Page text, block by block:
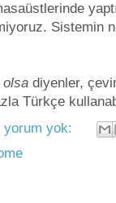
Sistemin
olsa diyenler,
Türkçe
yorum yok: